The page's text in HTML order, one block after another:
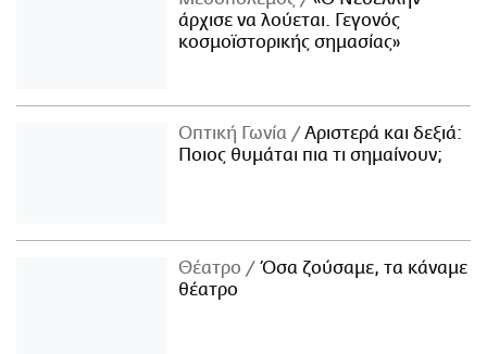
άρχισε να λούεται. Γεγονός
κοσμοϊστορικής σημασίας»
Οπτική Γωνία
Αριστερά και δεξιά:
Ποιος θυμάται πια τι σημαίνουν;
Θέατρο
Όσα ζούσαμε, τα κάναμε
θέατρο